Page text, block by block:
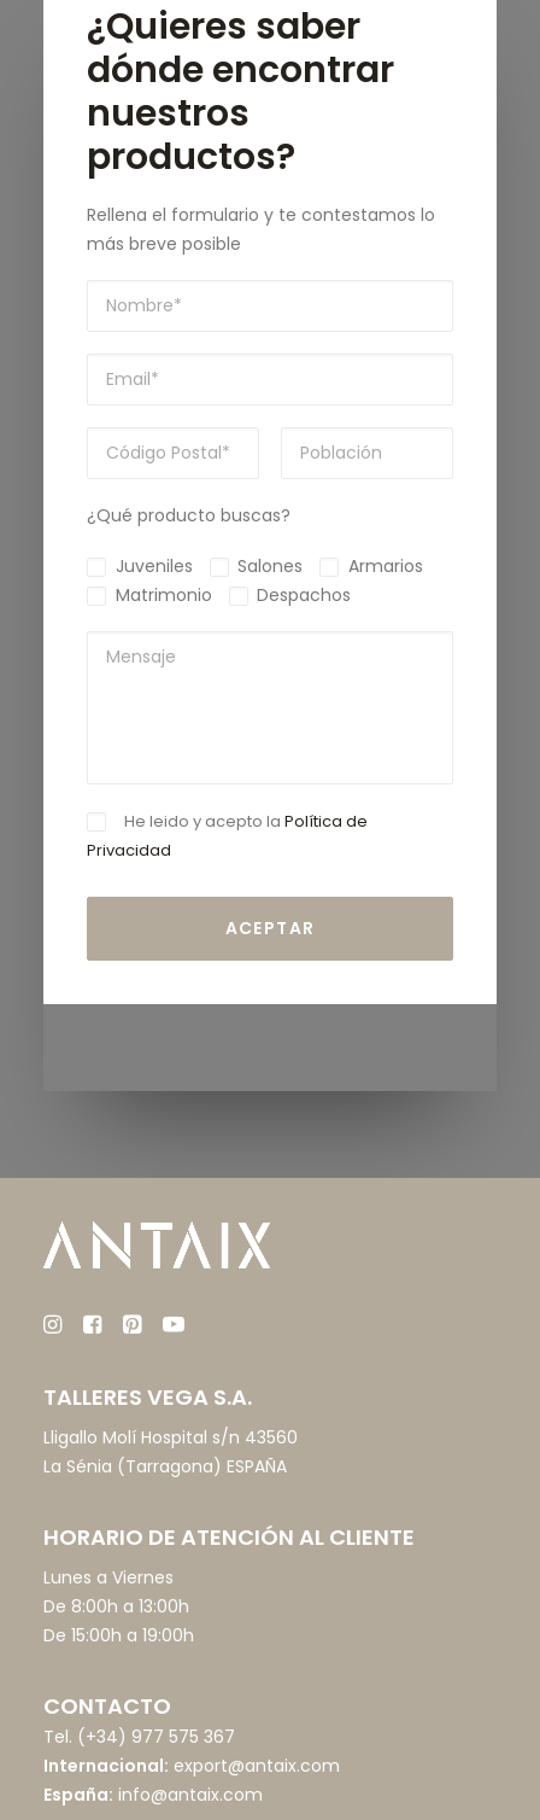
¿Quieres saber
dónde encontrar
nuestros
productos?
Rellena el formulario y te contestamos lo
más breve posible
¿Qué producto buscas?
Juveniles Salones
Armarios
Matrimonio
Despachos
He leido y acepto laPolítica de
Privacidad
TALLERES VEGA S.A.
Lligallo Molí Hospital s/n 43560
La Sénia (Tarragona) ESPAÑA
HORARIO DE ATENCIÓN AL CLIENTE
Lunes a Viernes
De 8:00h a 13:00h
De 15:00h a 19:00h
CONTACTO
Tel. (+34) 977 575 367
Internacional: export@antaix.com
España: info@antaix.com